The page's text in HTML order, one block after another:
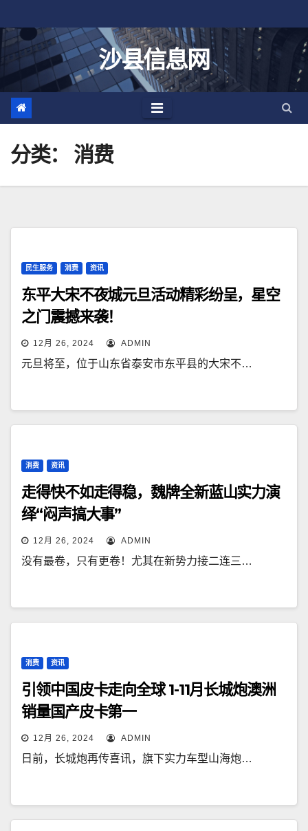
至
沙县信息网
分类： 消费
民生服务 消费 资讯
东平大宋不夜城元旦活动精彩纷呈，星空
之门震撼来袭！
12月 26, 2024 ADMIN
元旦将至，位于山东省泰安市东平县的大宋不…
消费 资讯
走得快不如走得稳，魏牌全新蓝山实力演
绎“闷声搞大事”
12月 26, 2024 ADMIN
没有最卷，只有更卷！尤其在新势力接二连三…
消费 资讯
引领中国皮卡走向全球 1-11月长城炮澳洲
销量国产皮卡第一
12月 26, 2024 ADMIN
日前，长城炮再传喜讯，旗下实力车型山海炮…